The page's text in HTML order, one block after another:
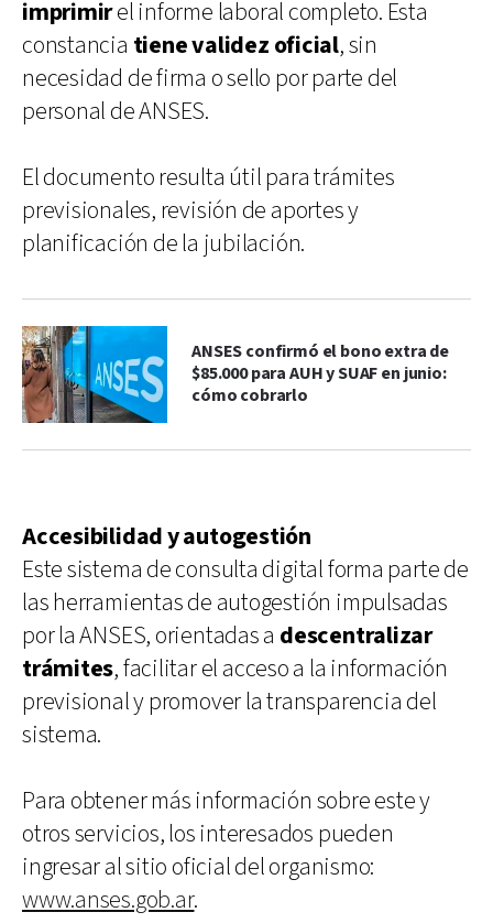
imprimirel informe laboral completo. Esta
constancia tiene validez oficial, sin
necesidad de firma o sello por parte del
personal de ANSES.
El documento resulta útil para trámites
previsionales, revisión de aportes y
planificación de la jubilación.
ANSES confirmó el bono extra de
$85.000 para AUH y SUAF en junio:
cómo cobrarlo
Accesibilidad y autogestión
Este sistema de consulta digital forma parte de
las herramientas de autogestión impulsadas
por la ANSES, orientadas a descentralizar
trámites, facilitar el acceso a la información
previsional y promover la transparencia del
sistema.
Para obtener más información sobre este y
otros servicios, los interesados pueden
ingresar al sitio oficial del organismo:
www.anses.gob.ar.